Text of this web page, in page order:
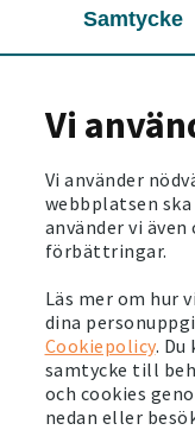
Samtycke
Vi
Vi använder
webbplatsen
använder vi
förbättringar.
Läs mer om hur
dina
Cookiepolicy.
samtycke till
och cookies
nedan eller
Tillgänglig: 2026-
Domarebacken
Järna - Norrtuna
Typ: Bilplats
Tillgänglig: 2026-